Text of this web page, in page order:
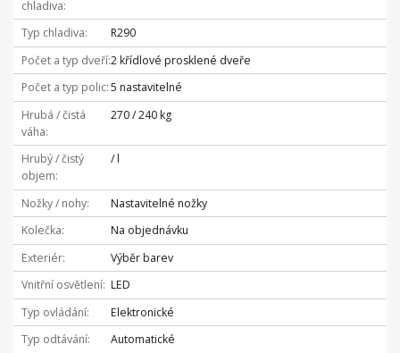
chladiva
Typ chladiva
R290
Počet a typ dveří2 křídlové prosklené dveře
Počet a typ polic 5 nastavitelné
Hrubá / čistá
váha
270 / 240 kg
Hrubý / čistý
objem
/ l
Nožky / nohy
Nastavitelné nožky
Kolečka
Na objednávku
Exteriér
Výběr barev
Vnitřní osvětlení LED
Typ ovládání
Elektronické
Typ odtávání
Automatické